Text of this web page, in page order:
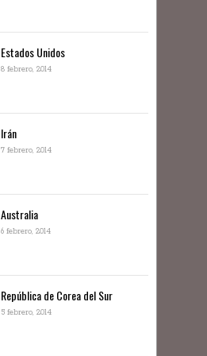
Estados Unidos
8 febrero, 2014
Irán
7 febrero, 2014
Australia
6 febrero, 2014
República de Corea del Sur
5 febrero, 2014